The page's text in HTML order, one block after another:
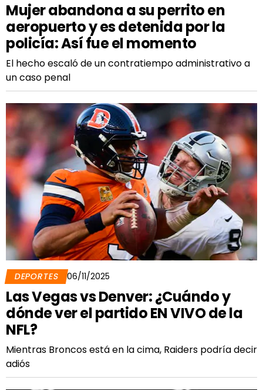
Mujer abandona a su perrito en
aeropuerto y es detenida por la
policía: Así fue el momento
El hecho escaló de un contratiempo administrativo a
un caso penal
DEPORTES 06/11/2025
Las Vegas vs Denver: ¿Cuándo y
dónde ver el partido EN VIVO de la
NFL?
Mientras Broncos está en la cima, Raiders podría decir
adiós